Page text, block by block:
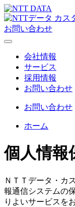
お問い合わせ
会社情報
サービス
採用情報
お問い合わせ
お問い合わせ
ホーム
個人情報
ＮＴＴデータ・カ
報通信システムの
りよいサービスを